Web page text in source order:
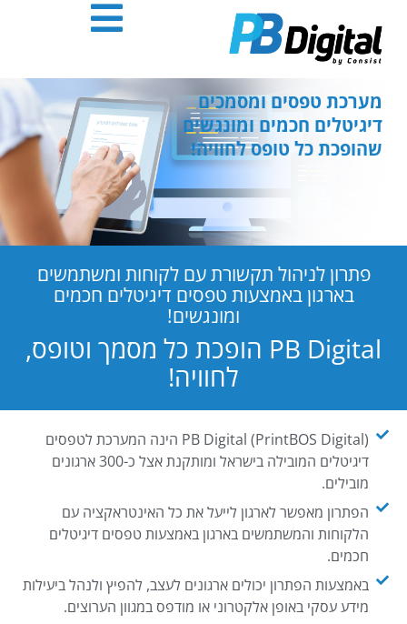
אנטר
מערכת טפסים ומסמכים
דיגיטלים חכמים ומונגשים
שהופכת כל טופס לחוויה!
פתרון לניהול תקשורת עם לקוחות ומשתמשים
בארגון באמצעות טפסים דיגיטלים חכמים
ומונגשים!
PB Digital הופכת כל מסמך וטופס,
לחוויה!
PB Digital (PrintBOS Digital) הינה המערכת לטפסים
דיגיטלים המובילה בישראל ומותקנת אצל כ-300 ארגונים
מובילים.
הפתרון מאפשר לארגון לייעל את כל האינטראקציה עם
הלקוחות והמשתמשים בארגון באמצעות טפסים דיגיטלים
חכמים.
באמצעות הפתרון יכולים ארגונים לעצב, להפיץ ולנהל ביעילות
מידע עסקי באופן אלקטרוני או מודפס במגוון הערוצים.